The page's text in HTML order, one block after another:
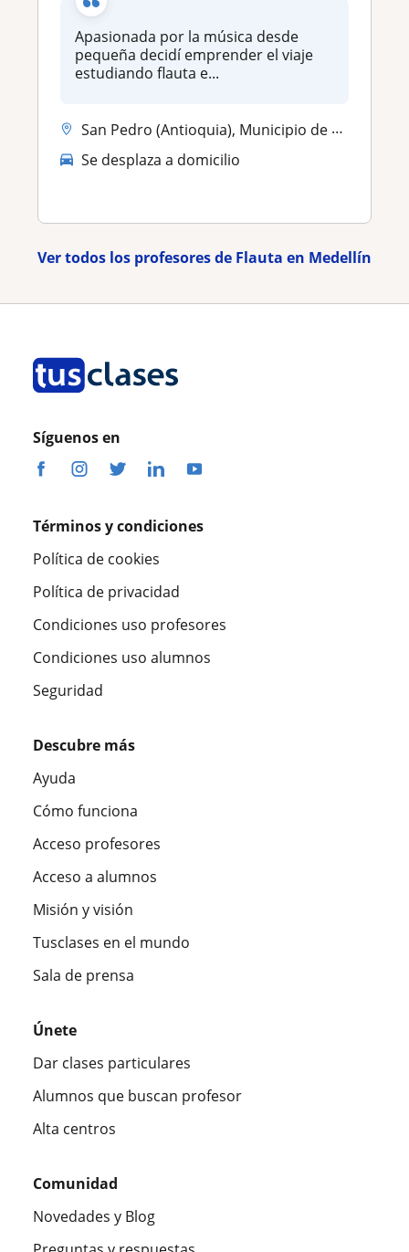
Apasionada por la música desde
pequeña decidí emprender el viaje
estudiando flauta e...
San Pedro (Antioquia), Municipio de San Pedro de los Milagros
Se desplaza a domicilio
Ver todos los profesores de Flauta en Medellín
Síguenos en
Términos y condiciones
Política de cookies
Política de privacidad
Condiciones uso profesores
Condiciones uso alumnos
Seguridad
Descubre más
Ayuda
Cómo funciona
Acceso profesores
Acceso a alumnos
Misión y visión
Tusclases en el mundo
Sala de prensa
Únete
Dar clases particulares
Alumnos que buscan profesor
Alta centros
Comunidad
Novedades y Blog